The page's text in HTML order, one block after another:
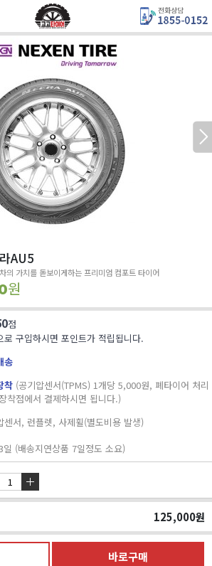
AU5
의 가치를 돋보이게하는 프리미엄 컴포트 타이어
원
점
로 구입하시면 포인트가 적립됩니다.
송
착 (공기압센서(TPMS) 1개당 5,000원, 폐타이어 처리
착점에서 결제하시면 됩니다.)
센서, 런플렛, 사제휠(별도비용 발생)
일 (배송지연상품 7일정도 소요)
125,000원